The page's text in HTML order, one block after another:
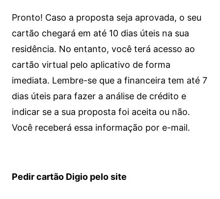
Pronto! Caso a proposta seja aprovada, o seu
cartão chegará em até 10 dias úteis na sua
residência. No entanto, você terá acesso ao
cartão virtual pelo aplicativo de forma
imediata. Lembre-se que a financeira tem até 7
dias úteis para fazer a análise de crédito e
indicar se a sua proposta foi aceita ou não.
Você receberá essa informação por e-mail.
Pedir cartão Digio pelo site